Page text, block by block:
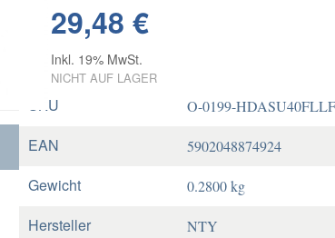
29,48 €
Inkl. 19% MwSt.
NICHT AUF LAGER
SKU O-0199-HDASU40FLLF
EAN 5902048874924
Gewicht 0.2800 kg
Hersteller NTY